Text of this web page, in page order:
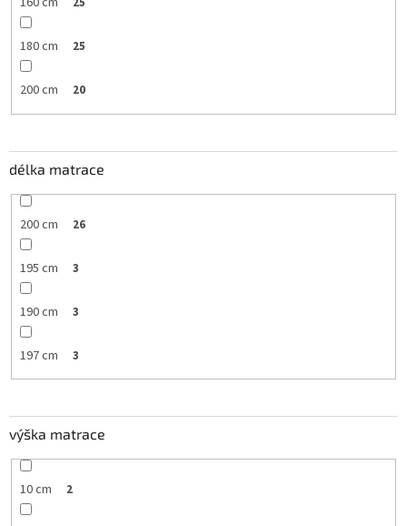
180 cm 25
200 cm 20
délka matrace
200 cm 26
195 cm 3
190 cm 3
197 cm 3
výška matrace
10 cm 2